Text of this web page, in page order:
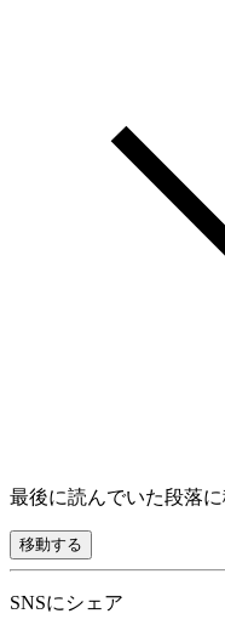
最後に読んでいた段落
移動する
SNSにシェア